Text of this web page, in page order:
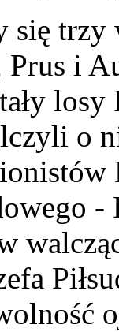
się
Prus i
o
-